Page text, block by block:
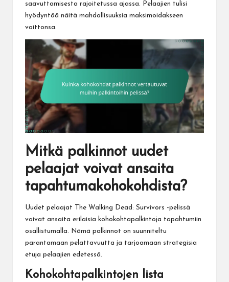
saavuttamisesta rajoitetussa ajassa. Pelaajien tulisi
hyödyntää näitä mahdollisuuksia maksimoidakseen
voittonsa.
Mitkä palkinnot uudet
pelaajat voivat ansaita
tapahtumakohokohdista?
Uudet pelaajat The Walking Dead: Survivors -pelissä
voivat ansaita erilaisia kohokohtapalkintoja tapahtumiin
osallistumalla. Nämä palkinnot on suunniteltu
parantamaan pelattavuutta ja tarjoamaan strategisia
etuja pelaajien edetessä.
Kohokohtapalkintojen lista